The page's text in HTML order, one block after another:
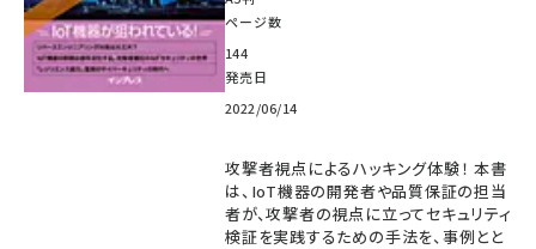
ページ数
144
発売日
2022/06/14
攻撃者視点によるハッキング体験！ 本書
は、IoT機器の開発者や品質保証の担当
者が、攻撃者の視点に立ってセキュリティ
検証を実践するための手法を、事例とと